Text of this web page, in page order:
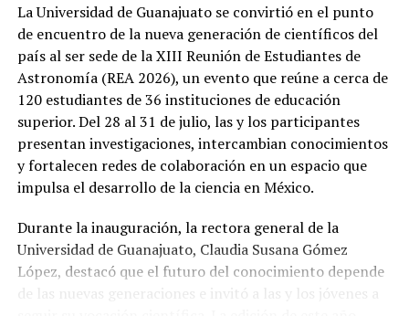
La Universidad de Guanajuato se convirtió en el punto
de encuentro de la nueva generación de científicos del
país al ser sede de la XIII Reunión de Estudiantes de
Astronomía (REA 2026), un evento que reúne a cerca de
120 estudiantes de 36 instituciones de educación
superior. Del 28 al 31 de julio, las y los participantes
presentan investigaciones, intercambian conocimientos
y fortalecen redes de colaboración en un espacio que
impulsa el desarrollo de la ciencia en México.
Durante la inauguración, la rectora general de la
Universidad de Guanajuato, Claudia Susana Gómez
López, destacó que el futuro del conocimiento depende
de las nuevas generaciones e invitó a las y los jóvenes a